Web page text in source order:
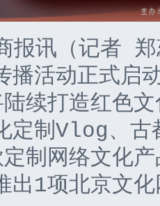
讯（记者
播活动正式启
续打造红色
定制Vlog、古
制网络文化
出1项北京文